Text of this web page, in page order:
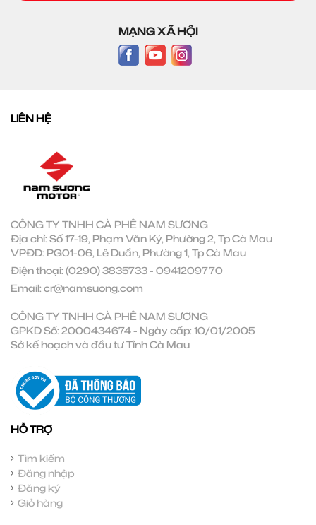
MẠNG XÃ HỘI
LIÊN HỆ
CÔNG TY TNHH CÀ PHÊ NAM SƯƠNG
Địa chỉ: Số 17-19, Phạm Văn Ký, Phường 2, Tp Cà Mau
VPĐD: PG01-06, Lê Duẩn, Phường 1, Tp Cà Mau
Điện thoại: (0290) 3835733- 0941209770
Email: cr@namsuong.com
CÔNG TY TNHH CÀ PHÊ NAM SƯƠNG
GPKD Số: 2000434674 - Ngày cấp: 10/01/2005
Sở kế hoạch và đầu tư Tỉnh Cà Mau
HỖ TRỢ
Tìm kiếm
Đăng nhập
Đăng ký
Giỏ hàng